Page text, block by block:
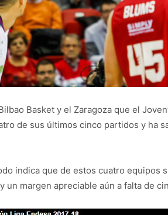
Basket y el Zaragoza que el
de sus últimos cinco partidos y ha
indica que de estos cuatro equipos
un margen apreciable aún a falta de